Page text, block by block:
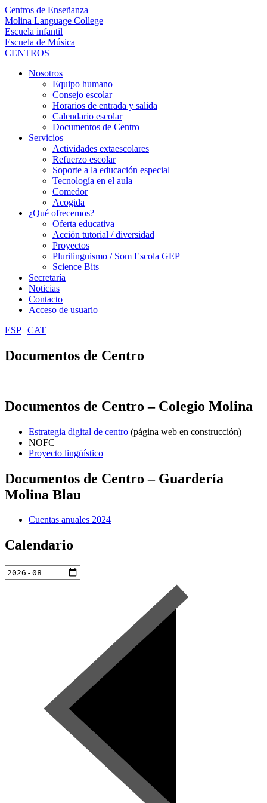
Centros de Enseñanza
Molina Language College
Escuela infantil
Escuela de Música
CENTROS
Nosotros
Equipo humano
Consejo escolar
Horarios de entrada y salida
Calendario escolar
Documentos de Centro
Servicios
Actividades extaescolares
Refuerzo escolar
Soporte a la educación especial
Tecnología en el aula
Comedor
Acogida
¿Qué ofrecemos?
Oferta educativa
Acción tutorial / diversidad
Proyectos
Plurilinguismo / Som Escola GEP
Science Bits
Secretaría
Noticias
Contacto
Acceso de usuario
ESP| CAT
Documentos de Centro
Documentos de Centro – Colegio Molina
Estrategia digital de centro (página web en construcción)
NOFC
Proyecto lingüístico
Documentos de Centro – Guardería
Molina Blau
Cuentas anuales 2024
Calendario